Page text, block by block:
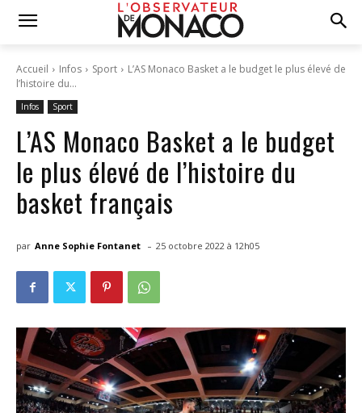
Accueil Infos Sport
L’AS Monaco Basket a le budget le plus élevé de
l’histoire du...
Infos Sport
L’AS Monaco Basket a le budget
le plus élevé de l’histoire du
basket français
par Anne Sophie Fontanet - 25 octobre 2022 à 12h05